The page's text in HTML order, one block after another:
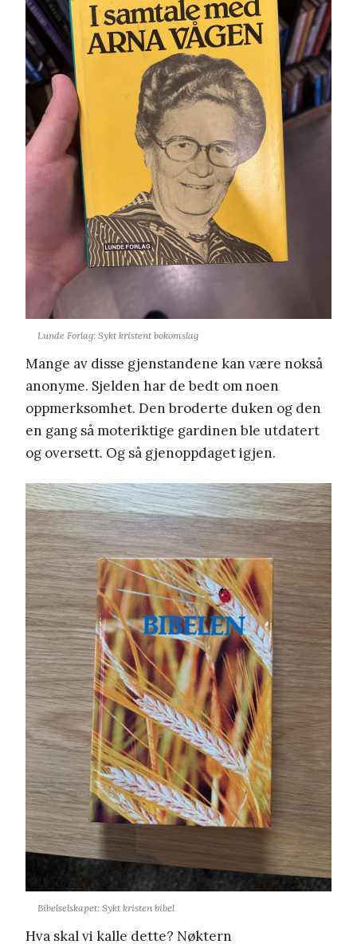
Lunde Forlag: Sykt kristent bokomslag
Mange av disse gjenstandene kan være nokså
anonyme. Sjelden har de bedt om noen
oppmerksomhet. Den broderte duken og den
en gang så moteriktige gardinen ble utdatert
og oversett. Og så gjenoppdaget igjen.
Bibelselskapet: Sykt kristen bibel
Hva skal vi kalle dette? Nøktern